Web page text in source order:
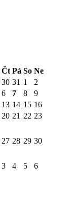
Čt Pá So Ne
30 31 1
2
6 7 8
9
13 14 15 16
20 21 22 23
27 28 29 30
3 4 5 6